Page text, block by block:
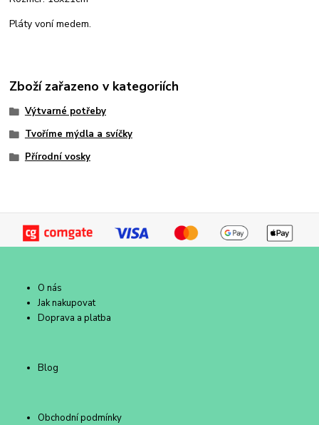
Pláty voní medem.
Zboží zařazeno v kategoriích
Výtvarné potřeby
Tvoříme mýdla a svíčky
Přírodní vosky
O nás
Jak nakupovat
Doprava a platba
Blog
Obchodní podmínky